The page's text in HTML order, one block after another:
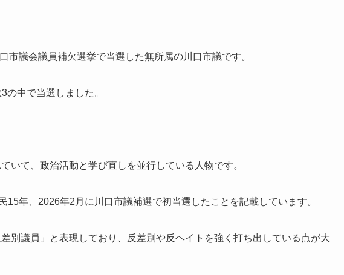
市議会議員補欠選挙で当選した無所属の川口市議です。
の中で当選しました。
いて、政治活動と学び直しを並行している人物です。
15年、2026年2月に川口市議補選で初当選したことを記載しています。
別議員」と表現しており、反差別や反ヘイトを強く打ち出している点が大